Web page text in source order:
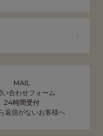
MAIL
い合わせフォーム
24時間受付
返信がないお客様へ